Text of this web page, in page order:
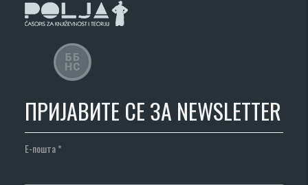
ПРИЈАВИТЕ СЕ ЗА NEWSLETTER
Е-пошта*